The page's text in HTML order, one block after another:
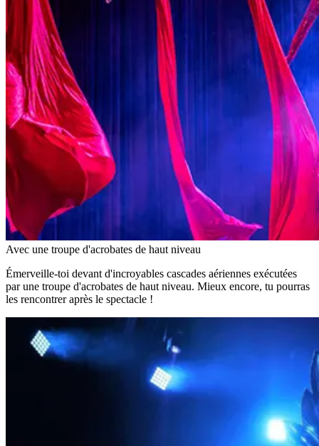
Avec une troupe d'acrobates de haut niveau
Émerveille-toi devant d'incroyables cascades aériennes exécutées
par une troupe d'acrobates de haut niveau. Mieux encore, tu pourras
les rencontrer après le spectacle !